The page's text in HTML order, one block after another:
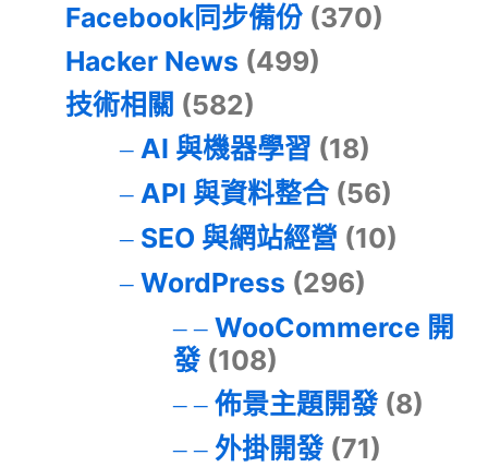
Facebook同步備份 (370)
Hacker News (499)
技術相關 (582)
AI 與機器學習 (18)
API 與資料整合(56)
SEO 與網站經營 (10)
WordPress (296)
WooCommerce 開
發(108)
佈景主題開發(8)
外掛開發(71)